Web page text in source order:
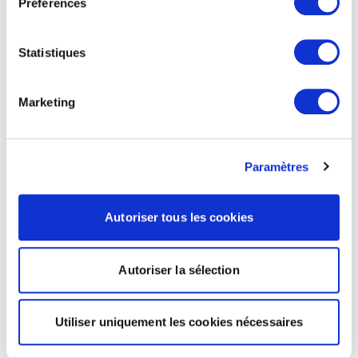
Statistiques
Marketing
Paramètres
Autoriser tous les cookies
Autoriser la sélection
Utiliser uniquement les cookies nécessaires